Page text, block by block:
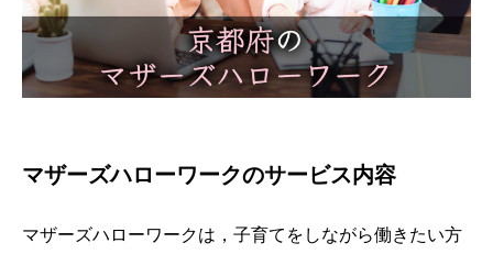
マザーズハローワークのサービス内容
マザーズハローワークは，子育てをしながら働きたい方